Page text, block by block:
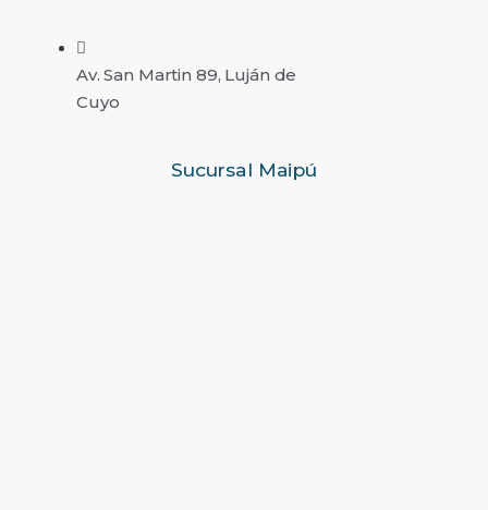
Av. San Martin 89, Luján de
Cuyo
Sucursal Maipú